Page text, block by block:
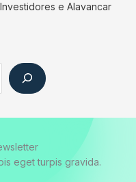
e Alavancar
eget turpis gravida.